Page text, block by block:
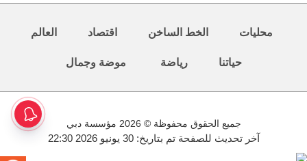
محليات الخط الساخن اقتصاد العالم
حياتنا رياضة موضة وجمال
جميع الحقوق محفوظة © 2026 مؤسسة دبي
آخر تحديث للصفحة تم بتاريخ: 30 يونيو 2026 22:30